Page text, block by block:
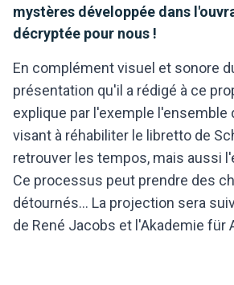
mystères développée dans
décryptée pour nous !
En complément visuel et sonore
présentation qu'il a rédigé à ce
explique par l'exemple l'ensemble
visant à réhabiliter le libretto de
retrouver les tempos, mais aussi
Ce processus peut prendre des
détournés... La projection sera
de René Jacobs et l'Akademie für